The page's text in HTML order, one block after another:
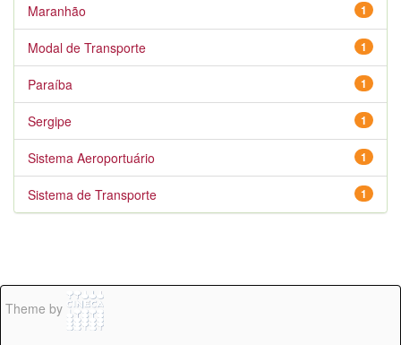
1
Maranhão
1
Modal de Transporte
1
Paraíba
1
Sergipe
1
Sistema Aeroportuário
1
Sistema de Transporte
Theme by